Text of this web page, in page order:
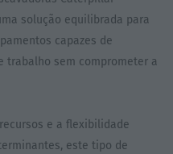
solução equilibrada para
capazes de
trabalho sem comprometer a
e a flexibilidade
este tipo de